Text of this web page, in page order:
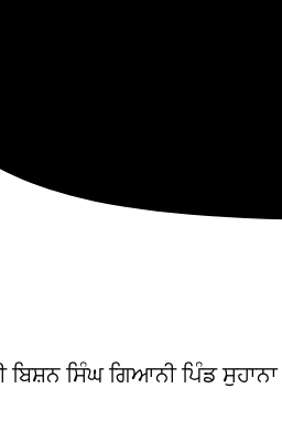
ਸਿੰਘ ਗਿਆਨੀ ਪਿੰਡ ਸੁਹਾਨਾ